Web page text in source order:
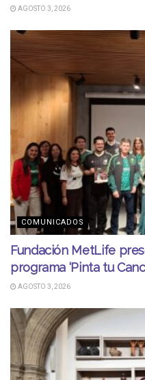
AGOSTO 3, 2026
COMUNICADOS
Fundación MetLife
programa ‘Pinta tu
AGOSTO 3, 2026